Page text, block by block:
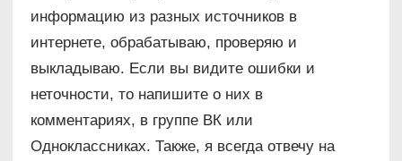
информацию из разных источников в
интернете, обрабатываю, проверяю и
выкладываю. Если вы видите ошибки и
неточности, то напишите о них в
комментариях, в группе ВК или
Одноклассниках. Также, я всегда отвечу на